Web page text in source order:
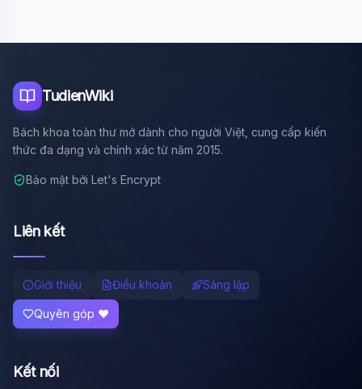
TudienWiki
Bách khoa toàn thư mở dành cho người Việt, cung cấp kiến
thức đa dạng và chính xác từ năm 2015.
Bảo mật bởi Let's Encrypt
Liên kết
Giới thiệu Điều khoản Sáng lập
Quyên góp ❤️
Kết nối